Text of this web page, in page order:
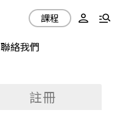
聯絡我們
課程
註冊